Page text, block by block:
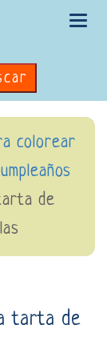
colorear
de
tarta de